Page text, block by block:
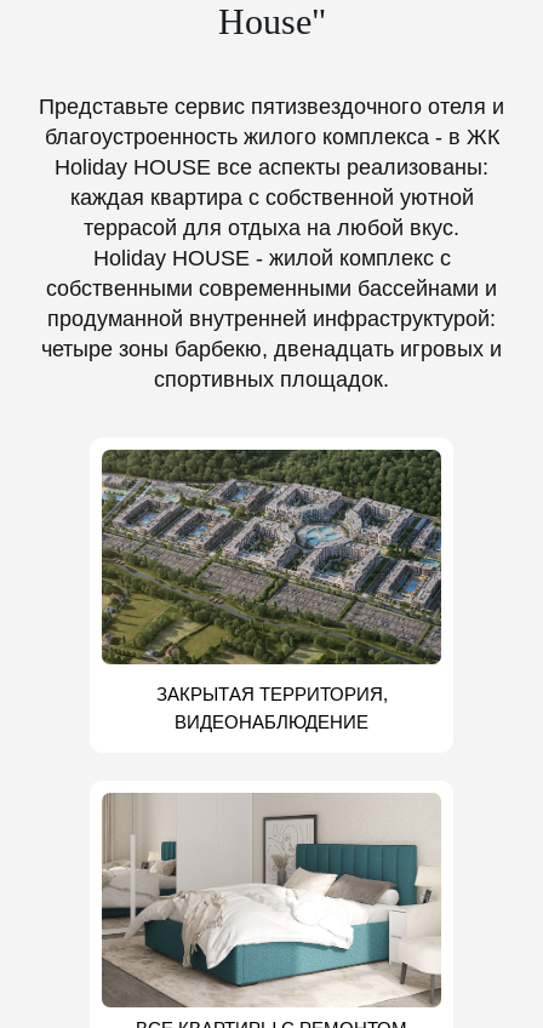
House"
Представьте сервис пятизвездочного отеля и
благоустроенность жилого комплекса - в ЖК
Holiday HOUSE все аспекты реализованы:
каждая квартира с собственной уютной
террасой для отдыха на любой вкус.
Holiday HOUSE - жилой комплекс с
собственными современными бассейнами и
продуманной внутренней инфраструктурой:
четыре зоны барбекю, двенадцать игровых и
спортивных площадок.
ЗАКРЫТАЯ ТЕРРИТОРИЯ,
ВИДЕОНАБЛЮДЕНИЕ